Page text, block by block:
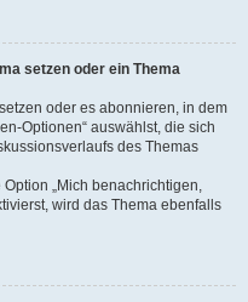
setzen oder ein Thema
oder es abonnieren, in dem
Optionen“ auswählst, die sich
des Themas
„Mich benachrichtigen,
wird das Thema ebenfalls